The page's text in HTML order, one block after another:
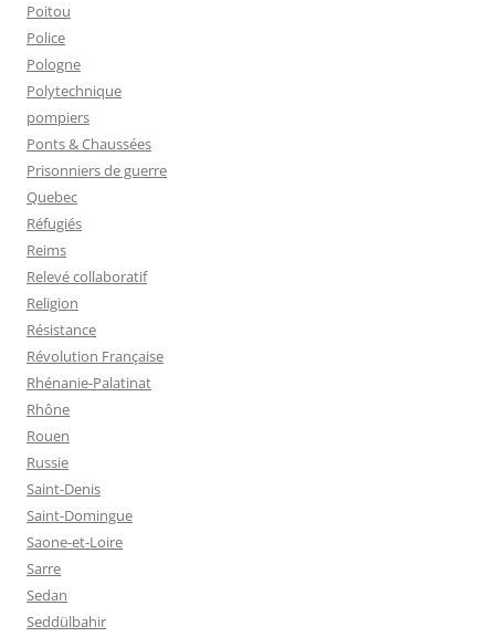
Poitou
Police
Pologne
Polytechnique
pompiers
Ponts & Chaussées
Prisonniers de guerre
Quebec
Réfugiés
Reims
Relevé collaboratif
Religion
Résistance
Révolution Française
Rhénanie-Palatinat
Rhône
Rouen
Russie
Saint-Denis
Saint-Domingue
Saone-et-Loire
Sarre
Sedan
Seddülbahir